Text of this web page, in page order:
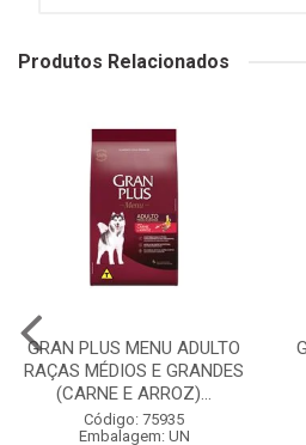
Produtos Relacionados
GRAN PLUS MENU ADULTO
RAÇAS MÉDIOS E GRANDES
(CARNE E ARROZ)...
Código: 75935
Embalagem: UN